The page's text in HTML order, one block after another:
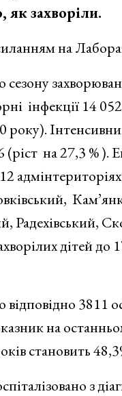
як захворіли.
на
інфекції
на 27,3 % ).
дітей до
відповідно
на
становить
з